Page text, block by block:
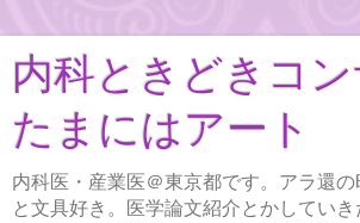
内科ときどきコン
たまにはアート
内科医・産業医＠東京都です。アラ還の
と文具好き。医学論文紹介とかしてい